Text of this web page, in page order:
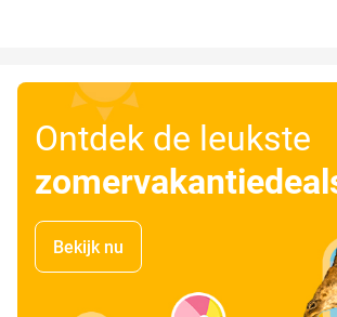
Ontdek de leukste
Bekijk nu